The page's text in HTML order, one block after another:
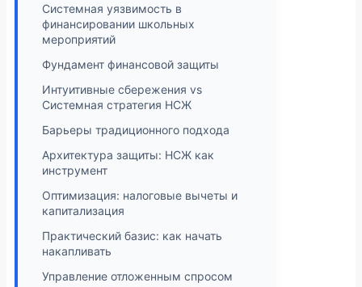
Системная уязвимость в
финансировании школьных
мероприятий
Фундамент финансовой защиты
Интуитивные сбережения vs
Системная стратегия НСЖ
Барьеры традиционного подхода
Архитектура защиты: НСЖ как
инструмент
Оптимизация: налоговые вычеты и
капитализация
Практический базис: как начать
накапливать
Управление отложенным спросом